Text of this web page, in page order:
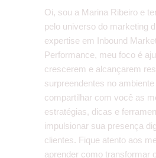
Oi, sou a Marina Ribeiro e
pelo universo do marketing
expertise em Inbound
Performance, meu foco é
crescerem e alcançarem
surpreendentes no ambiente
compartilhar com você as
estratégias, dicas e
impulsionar sua presença
clientes. Fique atento aos
aprender como transformar